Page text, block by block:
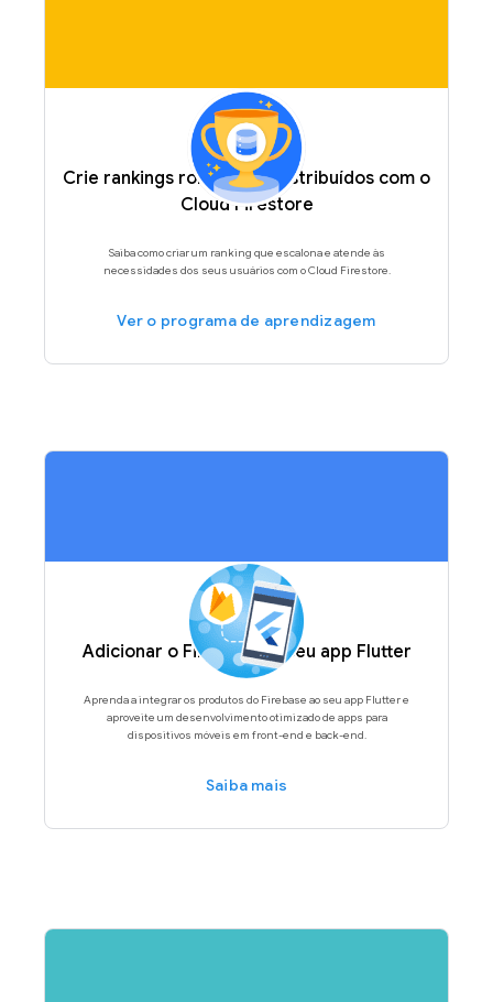
Crie rankings robustos e distribuídos com o
Cloud Firestore
Saiba como criar um ranking que escalona e atende às
necessidades dos seus usuários com o Cloud Firestore.
Ver o programa de aprendizagem
Adicionar o Firebase ao seu app Flutter
Aprenda a integrar os produtos do Firebase ao seu app Flutter e
aproveite um desenvolvimento otimizado de apps para
dispositivos móveis em front-end e back-end.
Saiba mais